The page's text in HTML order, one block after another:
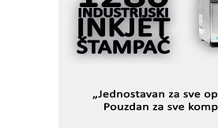
Alba d.o.o. – 35 godina
metrologiji i pametnim
rešenjima
STAUFF – Komponente